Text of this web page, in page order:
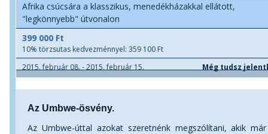
Afrika csúcsára a klasszikus, menedékházakkal ellátott,
"legkönnyebb" útvonalon
399 000 Ft
10% törzsutas kedvezménnyel: 359 100 Ft
Még tudsz
2015. február 08. - 2015. február 15.
Az Umbwe-ösvény.
Az Umbwe-úttal azokat szeretnénk megszólítani, akik